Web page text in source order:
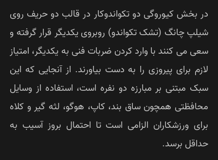
بخش کیوروگی دو تکواندوکار در قالب دو حریف روی
چانگ (تشک تکواندو) روبروی یکدیگر قرار گرفته و
می کنند با وارد کردن ضربات فنی به یکدیگر، امتیاز
برای پیروزی را به دست بیاورند. از آنجایی که این
مبتنی بر مبارزه دو نفره است، استفاده از وسایل
همچون ساق بند، کاپ، هوگو، لثه گیر و کلاه
ورزشکاران الزامی است تا احتمال بروز آسیب به
برسد.